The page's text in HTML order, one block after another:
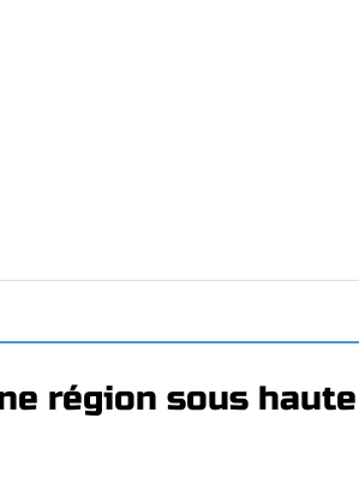
région sous haute